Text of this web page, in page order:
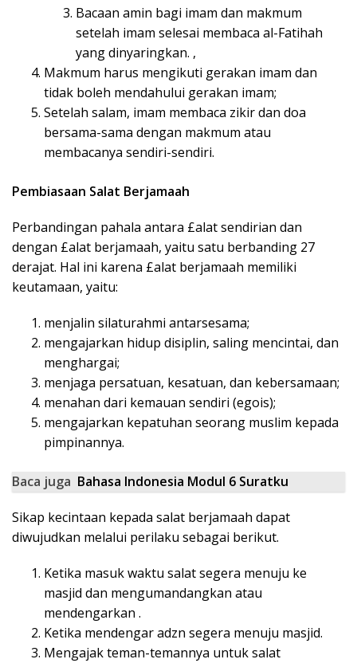
Bacaan amin bagi imam dan makmum
setelah imam selesai membaca al-Fatihah
yang dinyaringkan. ,
Makmum harus mengikuti gerakan imam dan
tidak boleh mendahului gerakan imam;
Setelah salam, imam membaca zikir dan doa
bersama-sama dengan makmum atau
membacanya sendiri-sendiri.
Pembiasaan Salat Berjamaah
Perbandingan pahala antara £alat sendirian dan
dengan £alat berjamaah, yaitu satu berbanding 27
derajat. Hal ini karena £alat berjamaah memiliki
keutamaan, yaitu:
menjalin silaturahmi antarsesama;
mengajarkan hidup disiplin, saling mencintai, dan
menghargai;
menjaga persatuan, kesatuan, dan kebersamaan;
menahan dari kemauan sendiri (egois);
mengajarkan kepatuhan seorang muslim kepada
pimpinannya.
Baca juga Bahasa Indonesia Modul 6 Suratku
Sikap kecintaan kepada salat berjamaah dapat
diwujudkan melalui perilaku sebagai berikut.
Ketika masuk waktu salat segera menuju ke
masjid dan mengumandangkan atau
mendengarkan .
Ketika mendengar adzn segera menuju masjid.
Mengajak teman-temannya untuk salat